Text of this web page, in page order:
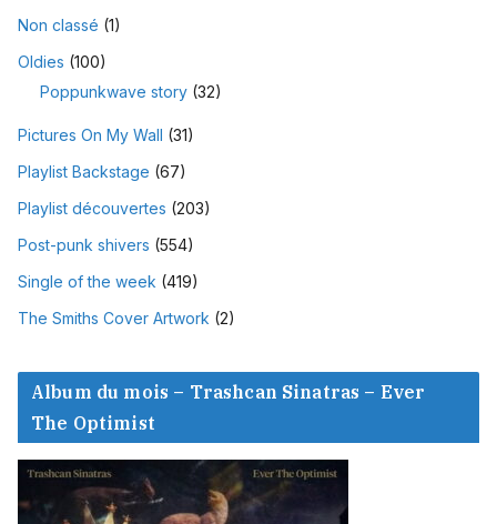
Non classé (1)
Oldies (100)
Poppunkwave story (32)
Pictures On My Wall (31)
Playlist Backstage (67)
Playlist découvertes (203)
Post-punk shivers (554)
Single of the week (419)
The Smiths Cover Artwork (2)
Album du mois – Trashcan Sinatras – Ever
The Optimist